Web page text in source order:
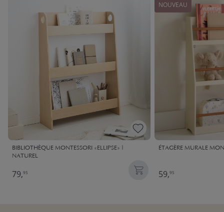
BIBLIOTHÈQUE MONTESSORI «ELLIPSE» |
NATUREL
79,95
NOUVEAU
ÉTAGÈRE MURALE
59,95